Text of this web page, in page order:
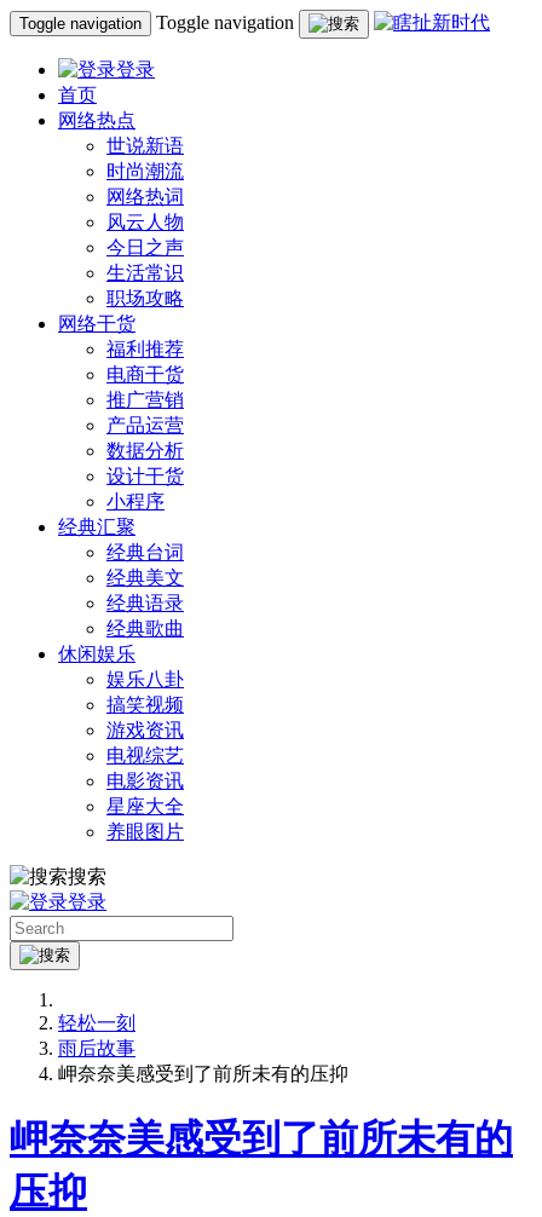
Toggle navigation Toggle navigation
登录
首页
网络热点
世说新语
时尚潮流
网络热词
风云人物
今日之声
生活常识
职场攻略
网络干货
福利推荐
电商干货
推广营销
产品运营
数据分析
设计干货
小程序
经典汇聚
经典台词
经典美文
经典语录
经典歌曲
休闲娱乐
娱乐八卦
搞笑视频
游戏资讯
电视综艺
电影资讯
星座大全
养眼图片
搜索
登录
轻松一刻
雨后故事
岬奈奈美感受到了前所未有的压抑
岬奈奈美感受到了前所未有的
压抑